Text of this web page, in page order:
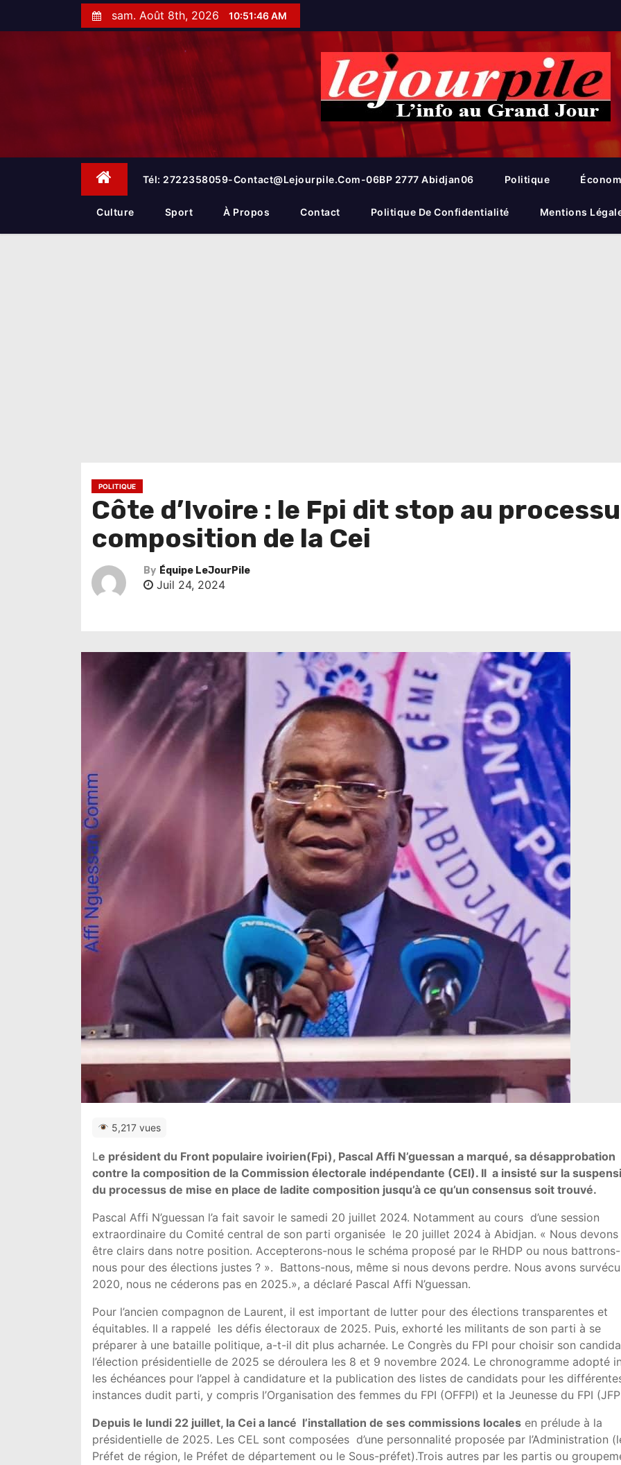
t
sam. Août 8th, 2026 10:51:47 AM
Tél: 2722358059-Contact@lejourpile.com-06BP 2777 Abidjan06 Politique
Culture Sport À Propos Contact Politique De Confidentialité Mentions
POLITIQUE
Côte d’Ivoire : le Fpi dit stop au
composition de la Cei
By Équipe LeJourPile
Juil 24, 2024
5,217 vues
Le président du Front populaire ivoirien(Fpi), Pascal Affi N’guessan a marqué, sa désapprobation
contre la composition de la Commission électorale indépendante (CEI). Il a insisté sur la
du processus de mise en place de ladite composition jusqu’à ce qu’un consensus soit trouvé.
Pascal Affi N’guessan l’a fait savoir le samedi 20 juillet 2024. Notamment au cours d’une session
extraordinaire du Comité central de son parti organisée le 20 juillet 2024 à Abidjan. « Nous devons
être clairs dans notre position. Accepterons-nous le schéma proposé par le RHDP ou nous battrons-
nous pour des élections justes ? ». Battons-nous, même si nous devons perdre. Nous avons
2020, nous ne céderons pas en 2025.», a déclaré Pascal Affi N’guessan.
Pour l’ancien compagnon de Laurent, il est important de lutter pour des élections transparentes et
équitables. Il a rappelé les défis électoraux de 2025. Puis, exhorté les militants de son parti à se
préparer à une bataille politique, a-t-il dit plus acharnée. Le Congrès du FPI pour choisir son
l’élection présidentielle de 2025 se déroulera les 8 et 9 novembre 2024. Le chronogramme adopté
les échéances pour l’appel à candidature et la publication des listes de candidats pour les
instances dudit parti, y compris l’Organisation des femmes du FPI (OFFPI) et la Jeunesse du FPI
Depuis le lundi 22 juillet, la Cei a lancé l’installation de ses commissions locales en prélude à la
présidentielle de 2025. Les CEL sont composées d’une personnalité proposée par l’Administration
Préfet de région, le Préfet de département ou le Sous-préfet).Trois autres par les partis ou